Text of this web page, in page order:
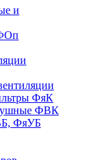
и
ФяК
ФВК
ФяУБ